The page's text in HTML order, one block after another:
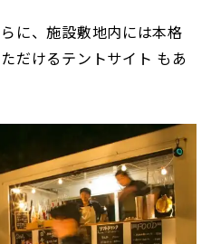
に、施設敷地内には本格
だけるテントサイト もあ